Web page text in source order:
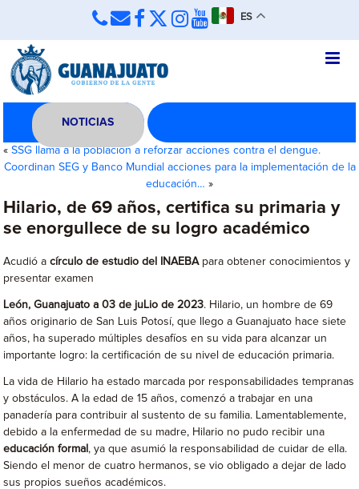
ES
NOTICIAS
«SSG llama a la población a reforzar acciones contra el dengue.
Coordinan SEG y Banco Mundial acciones para la implementación de la
educación… »
Hilario, de 69 años, certifica su primaria y
se enorgullece de su logro académico
Acudió acírculo de estudio del INAEBA para obtener conocimientos y
presentar examen
León, Guanajuato a 03 de juLio de 2023. Hilario, un hombre de 69
años originario de San Luis Potosí, que llego a Guanajuato hace siete
años, ha superado múltiples desafíos en su vida para alcanzar un
importante logro: la certificación de su nivel de educación primaria.
La vida de Hilario ha estado marcada por responsabilidades tempranas
y obstáculos. A la edad de 15 años, comenzó a trabajar en una
panadería para contribuir al sustento de su familia. Lamentablemente,
debido a la enfermedad de su madre, Hilario no pudo recibir una
educación formal , ya que asumió la responsabilidad de cuidar de ella.
Siendo el menor de cuatro hermanos, se vio obligado a dejar de lado
sus propios sueños académicos.